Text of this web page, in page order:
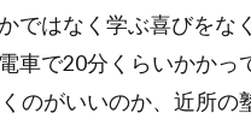
ではなく学ぶ喜びをな
車で20分くらいかかっ
のがいいのか、近所の